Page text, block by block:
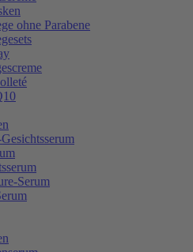
ohne Parabene
Serum